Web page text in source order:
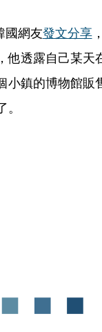
國網友發文分享
他透露自己某天
小鎮的博物館販